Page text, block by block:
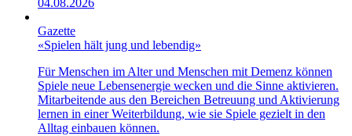
04.08.2026
Gazette
«Spielen hält jung und lebendig»
Für Menschen im Alter und Menschen mit Demenz können
Spiele neue Lebensenergie wecken und die Sinne aktivieren.
Mitarbeitende aus den Bereichen Betreuung und Aktivierung
lernen in einer Weiterbildung, wie sie Spiele gezielt in den
Alltag einbauen können.